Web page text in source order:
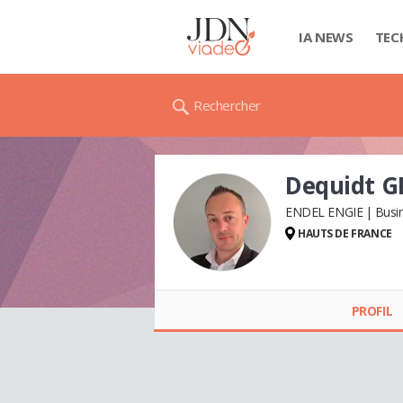
IA NEWS
Rechercher
Dequidt
ENDEL ENGIE
HAUTS DE FRANCE
PROFIL